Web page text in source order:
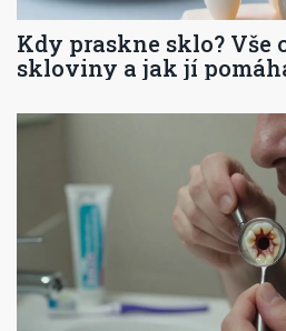
Kdy praskne sklo? Vše
skloviny a jak jí